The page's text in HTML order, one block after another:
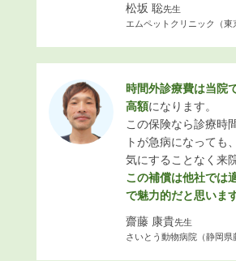
松坂 聡先生
エムペットクリニック（
時間外診療費は当院
高額になります。
この保険なら診療時
トが急病になっても
気にすることなく来
この補償は他社では
で魅力的だと思います
齋藤 康貴先生
さいとう動物病院（静岡